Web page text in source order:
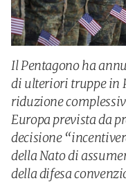
Il Pentagono ha
di ulteriori truppe in
riduzione
Europa prevista da
decisione
della Nato di
della difesa